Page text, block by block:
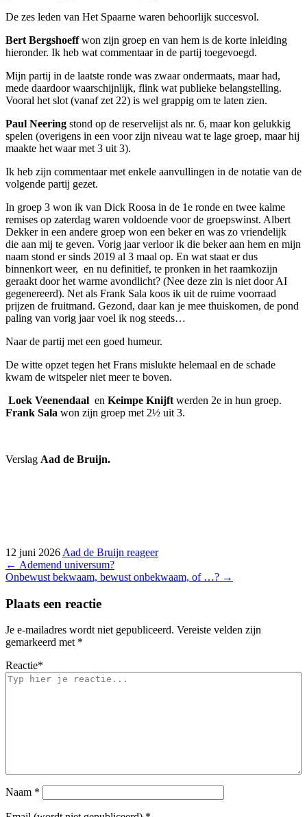
De zes leden van Het Spaarne waren behoorlijk succesvol.
Bert Bergshoeffwon zijn groep en van hem is de korte inleiding
hieronder. Ik heb wat commentaar in de partij toegevoegd.
Mijn partij in de laatste ronde was zwaar ondermaats, maar had,
mede daardoor waarschijnlijk, flink wat publieke belangstelling.
Vooral het slot (vanaf zet 22) is wel grappig om te laten zien.
Paul Neering stond op de reservelijst als nr. 6, maar kon gelukkig
spelen (overigens in een voor zijn niveau wat te lage groep, maar hij
maakte het waar met 3 uit 3).
Ik heb zijn commentaar met enkele aanvullingen in de notatie van de
volgende partij gezet.
In groep 3 won ik van Dick Roosa in de 1e ronde en twee kalme
remises op zaterdag waren voldoende voor de groepswinst. Albert
Dekker in een andere groep won een beker en was zo vriendelijk
die aan mij te geven. Vorig jaar verloor ik die beker aan hem en mijn
naam stond er sinds 2019 al 3 maal op. En wat staat er dus
binnenkort weer, en nu definitief, te pronken in het raamkozijn
geraakt door het warme avondlicht? (Nee deze zin is niet door AI
gegenereerd). Net als Frank Sala koos ik uit de ruime voorraad
prijzen de fruitmand. Gezond, daar kan je mee thuiskomen, de pond
paling van vorig jaar voel ik nog steeds…
Naar de partij met een goed humeur.
De witte opzet tegen het Frans mislukte helemaal en de schade
kwam de witspeler niet meer te boven.
Loek Veenendaal en Keimpe Knijft werden 2e in hun groep.
Frank Sala won zijn groep met 2½ uit 3.
Verslag Aad de Bruijn.
12 juni 2026 Aad de Bruijn reageer
Bericht
navigatie
← Ademend universum?
Onbewust bekwaam, bewust onbekwaam, of …? →
Plaats een reactie
Je e-mailadres wordt niet gepubliceerd. Vereiste velden zijn
gemarkeerd met *
Reactie*
Naam *